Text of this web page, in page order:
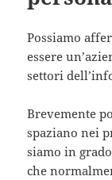
Possiamo
essere
settori
Brevemente
spaziano nei
siamo in
che